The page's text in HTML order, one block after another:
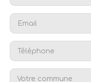
Email
Téléphone
Votre commune